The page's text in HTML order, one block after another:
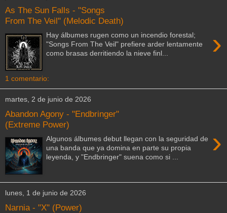
As The Sun Falls - "Songs
From The Veil" (Melodic Death)
›
Hay álbumes rugen como un incendio forestal;
"Songs From The Veil" prefiere arder lentamente
como brasas derritiendo la nieve finl...
1 comentario:
martes, 2 de junio de 2026
Abandon Agony - "Endbringer"
(Extreme Power)
›
Algunos álbumes debut llegan con la seguridad de
una banda que ya domina en parte su propia
leyenda, y "Endbringer" suena como si ...
lunes, 1 de junio de 2026
Narnia - "X" (Power)